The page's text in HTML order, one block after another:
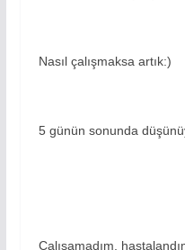
Nasıl çalışmaksa artık:)
5 günün sonunda
Çalışamadım,